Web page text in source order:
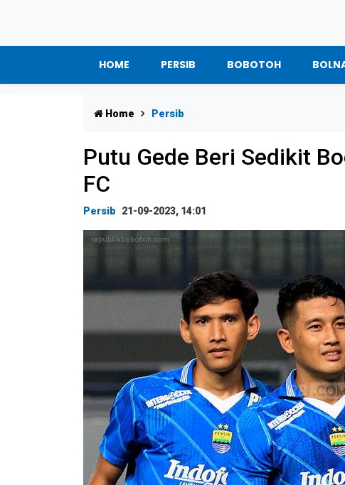
HOME PERSIB BOBOTOH
Home Persib
Putu Gede Beri Sedikit
FC
Persib 21-09-2023, 14:01